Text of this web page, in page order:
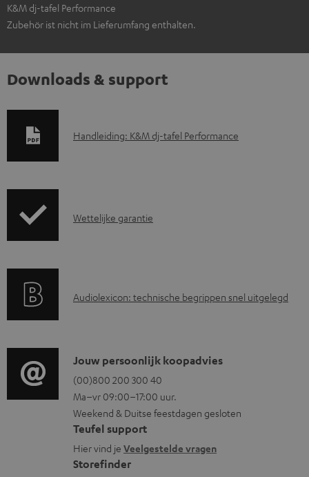
K&M dj-tafel Performance
Zubehör ist nicht im Lieferumfang enthalten.
Downloads & support
D
l
d
u
m
e
n
t
e
Handleiding: K&M dj-tafel Performance
G
n
e
i
n
f
o
r
Wettelijke garantie
A
i
o
g
l
o
s
Audiolexicon: technische begrippen snel uitgelegd
C
o
n
t
a
c
Jouw persoonlijk koopadvies
(00)800 200 300 40
Ma–vr 09:00–17:00 uur.
Weekend & Duitse feestdagen gesloten
Teufel support
Hier vind je Veelgestelde vragen
Storefinder